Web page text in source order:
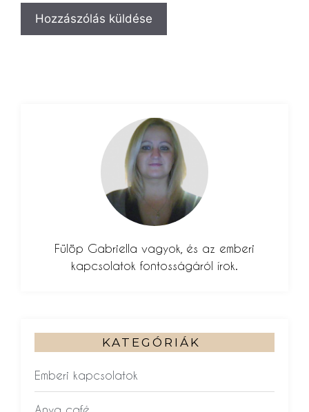
Fülöp Gabriella vagyok, és az emberi
kapcsolatok fontosságáról írok.
KATEGÓRIÁK
Emberi kapcsolatok
Anya café